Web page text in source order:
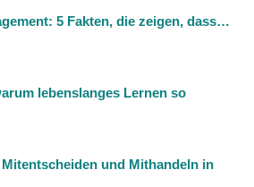
5 Fakten, die zeigen, dass…
lebenslanges Lernen so
und Mithandeln in